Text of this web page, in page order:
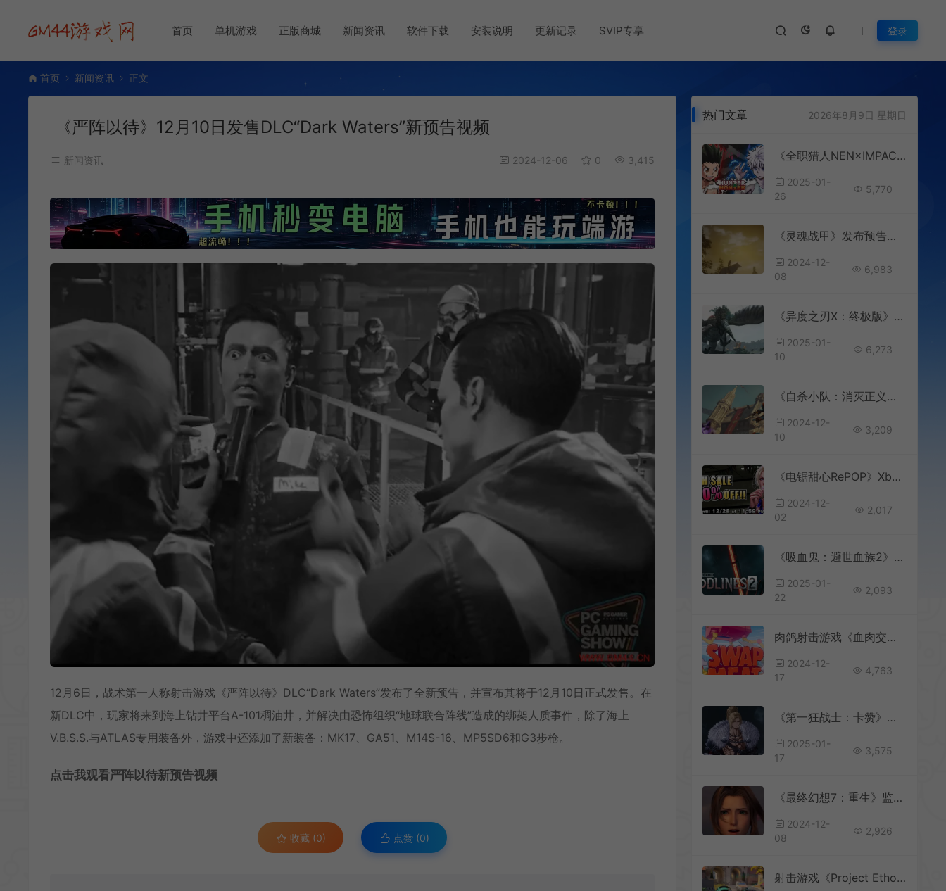
首页 单机游戏 正版商城 新闻资讯 软件下载 安装说明 更新记录 SVIP专享 登录
首页 新闻资讯 正文
《严阵以待》12月10日发售DLC“Dark Waters”新预告视频
新闻资讯 2024-12-06 0 3,415
12月6日，战术第一人称射击游戏《严阵以待》DLC“Dark Waters”发布了全新预告，并宣布其将于12月10日正式发售。在
新DLC中，玩家将来到海上钻井平台A-101稠油井，并解决由恐怖组织“地球联合阵线”造成的绑架人质事件，除了海上
V.B.S.S.与ATLAS专用装备外，游戏中还添加了新装备：MK17、GA51、M14S-16、MP5SD6和G3步枪。
点击我观看严阵以待新预告视频
收藏 (0) 点赞 (0)
热门文章 2026年8月9日 星期日
《全职猎人NEN×IMPACT》发布角色“凯特”预告视频
2025-01-
26
5,770
《灵魂战甲》发布预告短片 奥伦加尔新传说
2024-12-
08
6,983
《异度之刃X：终极版》新视频预告 视觉效果大升级
2025-01-
10
6,273
《自杀小队：消灭正义联盟》正式宣布停止支持 将推出离线模式
2024-12-
10
3,209
《电锯甜心RePOP》Xbox One和PS4版正式发售 首发价278港币
2024-12-
02
2,017
《吸血鬼：避世血族2》和《寂静岭F》在韩国通过评级
2025-01-
22
2,093
肉鸽射击游戏《血肉交换》将于下周开启测试
2024-12-
17
4,763
《第一狂战士：卡赞》免费试玩Demo现已正式上线
2025-01-
17
3,575
《最终幻想7：重生》监督表示核心任务是完成重制三部曲
2024-12-
08
2,926
射击游戏《Project Ethos》开发工作室负责人被解雇